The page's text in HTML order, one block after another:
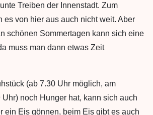
Treiben der Innenstadt. Zum
es von hier aus auch nicht weit. Aber
schönen Sommertagen kann sich eine
muss man dann etwas Zeit
(ab 7.30 Uhr möglich, am
noch Hunger hat, kann sich auch
ein Eis gönnen, beim Eis gibt es auch